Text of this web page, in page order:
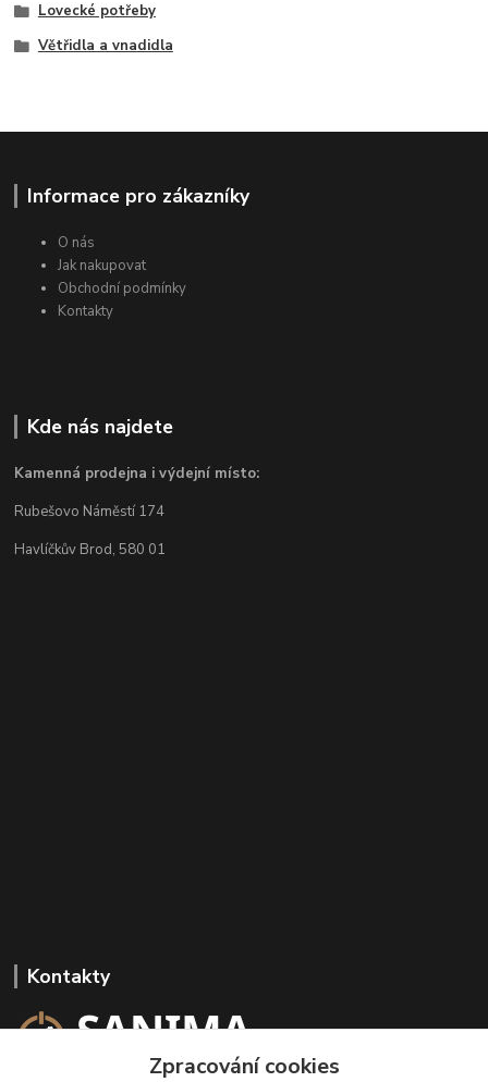
Lovecké potřeby
Větřidla a vnadidla
Informace pro zákazníky
O nás
Jak nakupovat
Obchodní podmínky
Kontakty
Kde nás najdete
Kamenná prodejna i výdejní místo:
Rubešovo Náměstí 174
Havlíčkův Brod, 580 01
Kontakty
Zpracování cookies